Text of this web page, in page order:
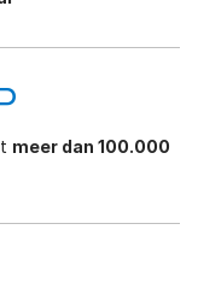
meer dan 100.000